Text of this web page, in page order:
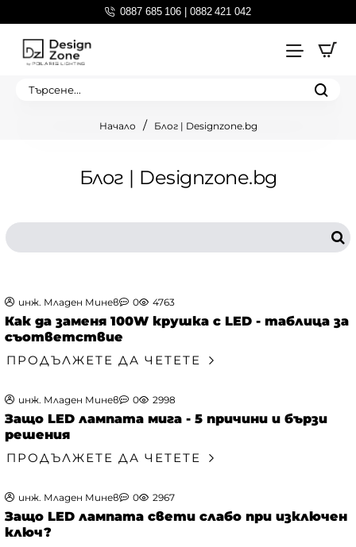
0887 685 106 | 0882 421 042
Търсене...
Блог | Designzone.bg
Блог | Designzone.bg
инж. Младен Минев 0 4763
Как да заменя 100W крушка с LED - таблица за
съответствие
ПРОДЪЛЖЕТЕ ДА ЧЕТЕТЕ
инж. Младен Минев 0 2998
Защо LED лампата мига - 5 причини и бързи
решения
ПРОДЪЛЖЕТЕ ДА ЧЕТЕТЕ
инж. Младен Минев 0 2967
Защо LED лампата свети слабо при изключен
ключ?